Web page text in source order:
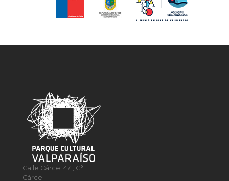
Calle Cárcel 471, C°
Cárcel